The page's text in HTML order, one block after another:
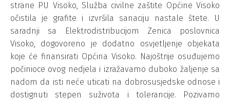
strane PU Visoko, Služba civilne zaštite Općine Visoko
očistila je grafite i izvršila sanaciju nastale štete. U
saradnji sa Elektrodistribucijom Zenica poslovnica
Visoko, dogovoreno je dodatno osvjetljenje objekata
koje će finansirati Općina Visoko. Najoštrije osuđujemo
počinioce ovog nedjela i izražavamo duboko žaljenje sa
nadom da isti neće uticati na dobrosusjedske odnose i
dostignuti stepen suživota i tolerancije. Pozivamo